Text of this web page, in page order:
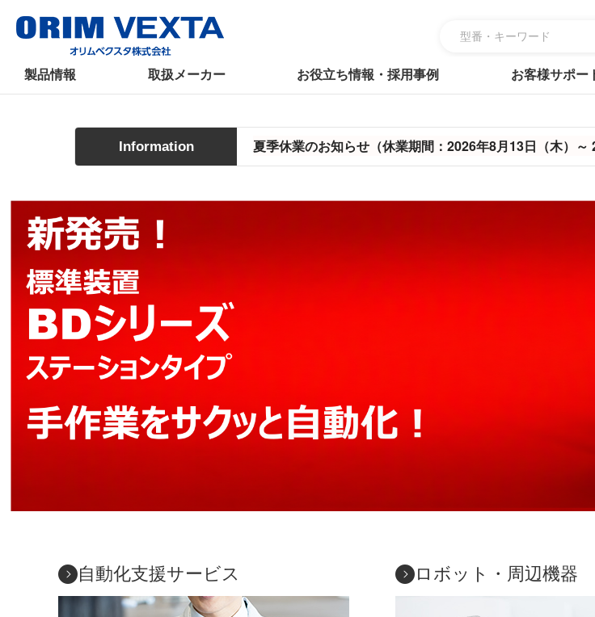
製品情報 取扱メーカー お役立ち情報・採用事例 お客様サポー
Information 夏季休業のお知らせ（休業期間：2026年8月13日（木）～
自動化支援サービス ロボット・周辺機器